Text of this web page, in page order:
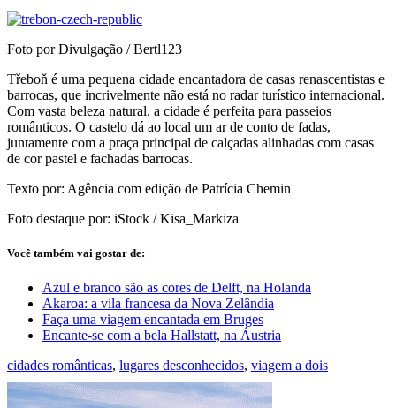
Foto por Divulgação / Bertl123
Třeboň é uma pequena cidade encantadora de casas renascentistas e
barrocas, que incrivelmente não está no radar turístico internacional.
Com vasta beleza natural, a cidade é perfeita para passeios
românticos. O castelo dá ao local um ar de conto de fadas,
juntamente com a praça principal de calçadas alinhadas com casas
de cor pastel e fachadas barrocas.
Texto por: Agência com edição de Patrícia Chemin
Foto destaque por: iStock / Kisa_Markiza
Você também vai gostar de:
Azul e branco são as cores de Delft, na Holanda
Akaroa: a vila francesa da Nova Zelândia
Faça uma viagem encantada em Bruges
Encante-se com a bela Hallstatt, na Áustria
cidades românticas, lugares desconhecidos, viagem a dois